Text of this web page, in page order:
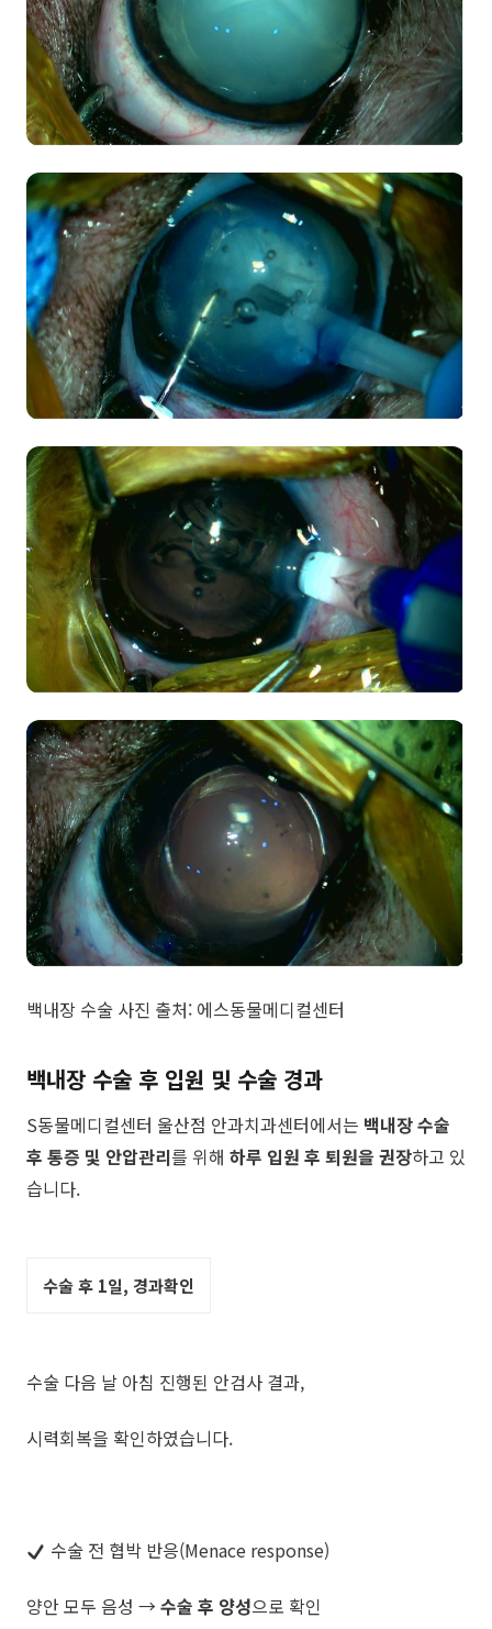
​백내장 수술 사진 출처: 에스동물메디컬센터
백내장 수술 후 입원 및 수술 경과
S동물메디컬센터 울산점 안과치과센터에서는 백내장 수술
후 통증 및 안압관리를 위해 하루 입원 후 퇴원을 권장하고 있
습니다.
수술 후 1일, 경과확인
​수술 다음 날 아침 진행된 안검사 결과,
시력회복을 확인하였습니다.
수술 전 협박 반응(Menace response)
양안 모두 음성 →수술 후 양성으로 확인